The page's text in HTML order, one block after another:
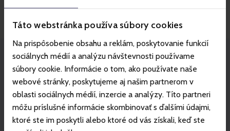
Táto webstránka používa súbory cookies
Na prispôsobenie obsahu a reklám, poskytovanie funkcií
sociálnych médií a analýzu návštevnosti používame
súbory cookie. Informácie o tom, ako používate naše
webové stránky, poskytujeme aj našim partnerom v
oblasti sociálnych médií, inzercie a analýzy. Títo partneri
môžu príslušné informácie skombinovať s ďalšími údajmi,
ktoré ste im poskytli alebo ktoré od vás získali, keď ste
info@gopass.sk
Become a Gopass Partner!
Gopass opens the door to external
collaborations
Our goal is to create comprehensive value for visitors – from
experiences and accommodation to events, services, and local